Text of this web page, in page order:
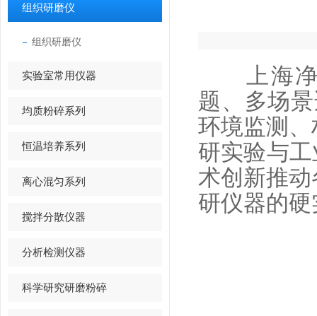
组织研磨仪
组织研磨仪
实验室常用仪器
均质粉碎系列
恒温培养系列
离心混匀系列
搅拌分散仪器
分析检测仪器
科学研究研磨粉碎
上海净
题、多场
环境监测
研实验与
术创新推
研仪器的